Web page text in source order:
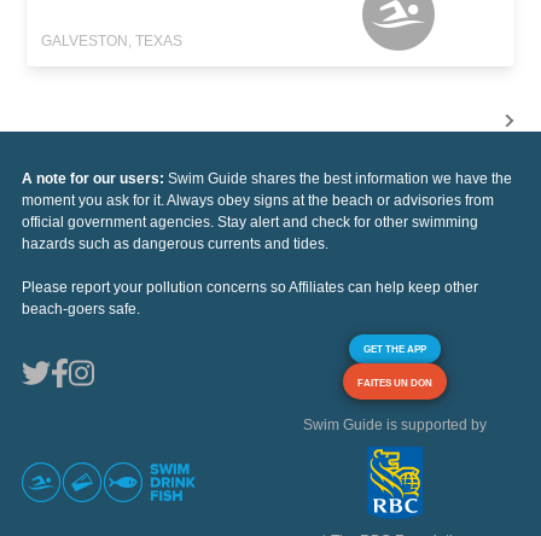
GALVESTON, TEXAS
A note for our users: Swim Guide shares the best information we have the
moment you ask for it. Always obey signs at the beach or advisories from
official government agencies. Stay alert and check for other swimming
hazards such as dangerous currents and tides.
Please report your pollution concerns so Affiliates can help keep other
beach-goers safe.
GET THE APP
FAITES UN DON
Swim Guide is supported by